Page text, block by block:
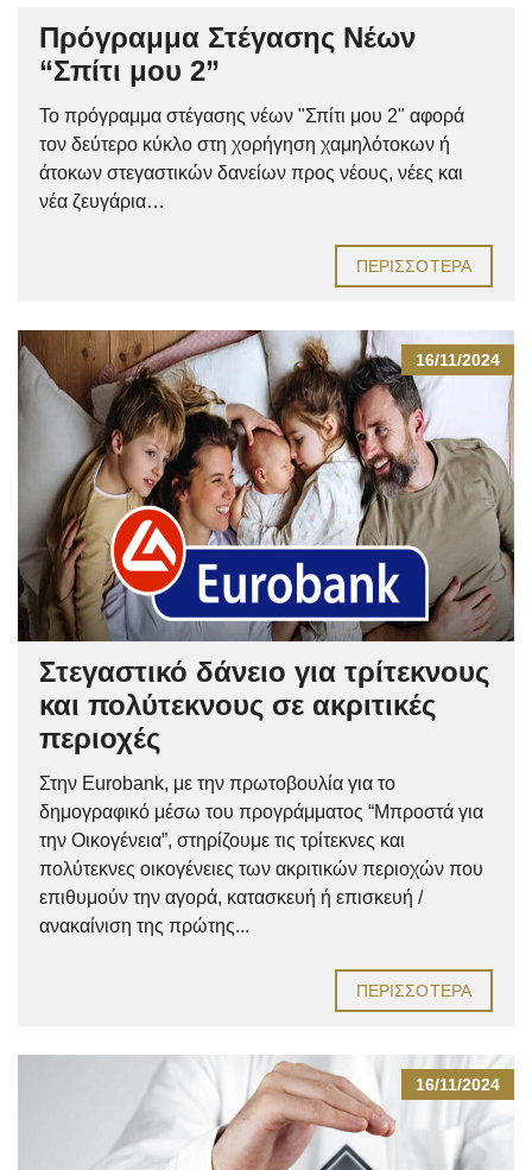
Πρόγραμμα Στέγασης Νέων
“Σπίτι μου 2”
Το πρόγραμμα στέγασης νέων "Σπίτι μου 2" αφορά
τον δεύτερο κύκλο στη χορήγηση χαμηλότοκων ή
άτοκων στεγαστικών δανείων προς νέους, νέες και
νέα ζευγάρια…
ΠΕΡΙΣΣΌΤΕΡΑ
16/11/2024
Στεγαστικό δάνειο για τρίτεκνους
και πολύτεκνους σε ακριτικές
περιοχές
Στην Eurobank, με την πρωτοβουλία για το
δημογραφικό μέσω του προγράμματος “Μπροστά για
την Οικογένεια”, στηρίζουμε τις τρίτεκνες και
πολύτεκνες οικογένειες των ακριτικών περιοχών που
επιθυμούν την αγορά, κατασκευή ή επισκευή /
ανακαίνιση της πρώτης...
ΠΕΡΙΣΣΌΤΕΡΑ
16/11/2024